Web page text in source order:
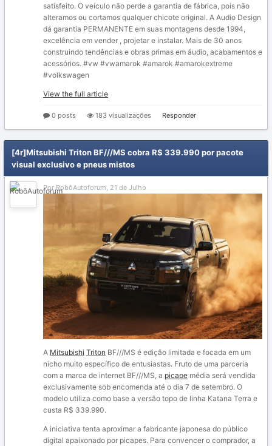
satisfeito. O veículo não perde a garantia de fábrica, pois não
alteramos ou cortamos qualquer chicote original. A Audio Design
dá garantia PERMANENTE em suas montagens desde 1994,
excelência em vender , projetar e instalar. Mais de 30 anos
construindo tendências e obras primas em áudio, acabamentos e
acessórios. #vw #vwamarok #amarok #amarokextreme
#volkswagen
View the full article
0 posts 183 visualizações Responder
[4r]Mitsubishi Triton BF///MS cobra R$ 339.990 por pacote
visual exclusivo e pneus mistos
Por RobôAutoforum, 21 de Julho
A Mitsubishi Triton BF///MS é edição limitada e focada em um
nicho muito específico de entusiastas. Fruto de uma parceria
com a marca de internet BF///MS, a picape média será vendida
exclusivamente sob encomenda até o dia 7 de setembro. O
modelo utiliza como base a versão topo de linha Katana Terra e
custa R$ 339.990.
A iniciativa tenta aproximar a fabricante japonesa do público
digital apaixonado por picapes. Para convencer o comprador, a